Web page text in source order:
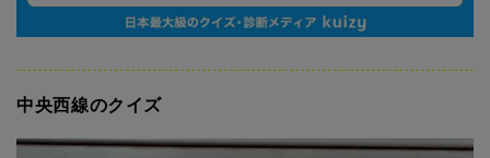
中央西線のクイズ